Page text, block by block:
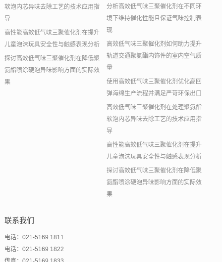
软泡内芯异味去除工艺的技术应用指
导
高性能高效低气味三聚催化剂在提升
儿童泡沫玩具安全性与触感表现分析
探讨高效低气味三聚催化剂在降低聚
氨酯喷涂硬泡异味影响方面的实际效
果
分析高效低气味三聚催化剂在不同环
境下维持催化性能且保证气味控制表
现
高效低气味三聚催化剂如何助力提升
轨道交通聚氨酯内饰件的室内空气质
量
使用高效低气味三聚催化剂优化高回
弹海绵生产流程并满足严苛环保出口
高效低气味三聚催化剂在处理聚氨酯
软泡内芯异味去除工艺的技术应用指
导
高性能高效低气味三聚催化剂在提升
儿童泡沫玩具安全性与触感表现分析
探讨高效低气味三聚催化剂在降低聚
氨酯喷涂硬泡异味影响方面的实际效
果
联系我们
电话：021-5169 1811
电话：021-5169 1822